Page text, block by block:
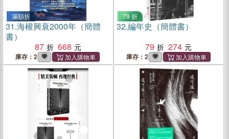
滿額折
31.海權興衰2000年（簡體
書）
87
668
庫存：2
79 折
32.編年史（簡體書）
79
274
庫存：2